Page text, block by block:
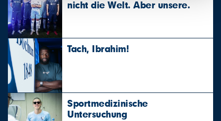
nicht die Welt. Aber unsere.
Tach, Ibrahim!
Sportmedizinische
Untersuchung